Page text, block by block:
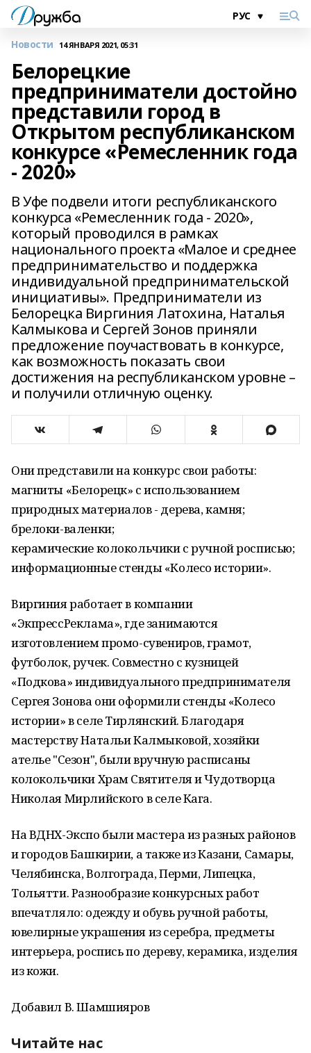
Новости 14 ЯНВАРЯ 2021, 05:31
Белорецкие
предприниматели достойно
представили город в
Открытом республиканском
конкурсе «Ремесленник года
- 2020»
В Уфе подвели итоги республиканского
конкурса «Ремесленник года - 2020»,
который проводился в рамках
национального проекта «Малое и среднее
предпринимательство и поддержка
индивидуальной предпринимательской
инициативы». Предприниматели из
Белорецка Виргиния Латохина, Наталья
Калмыкова и Сергей Зонов приняли
предложение поучаствовать в конкурсе,
как возможность показать свои
достижения на республиканском уровне –
и получили отличную оценку.
Они представили на конкурс свои работы:
магниты «Белорецк» с использованием
природных материалов - дерева, камня;
брелоки-валенки;
керамические колокольчики с ручной росписью;
информационные стенды «Колесо истории».
Виргиния работает в компании
«ЭкпрессРеклама», где занимаются
изготовлением промо-сувениров, грамот,
футболок, ручек. Совместно с кузницей
«Подкова» индивидуального предпринимателя
Сергея Зонова они оформили стенды «Колесо
истории» в селе Тирлянский. Благодаря
мастерству Натальи Калмыковой, хозяйки
ателье "Сезон", были вручную расписаны
колокольчики Храм Святителя и Чудотворца
Николая Мирлийского в селе Кага.
На ВДНХ-Экспо были мастера из разных районов
и городов Башкирии, а также из Казани, Самары,
Челябинска, Волгограда, Перми, Липецка,
Тольятти. Разнообразие конкурсных работ
впечатляло: одежду и обувь ручной работы,
ювелирные украшения из серебра, предметы
интерьера, роспись по дереву, керамика, изделия
из кожи.
Добавил В. Шамшияров
Читайте нас